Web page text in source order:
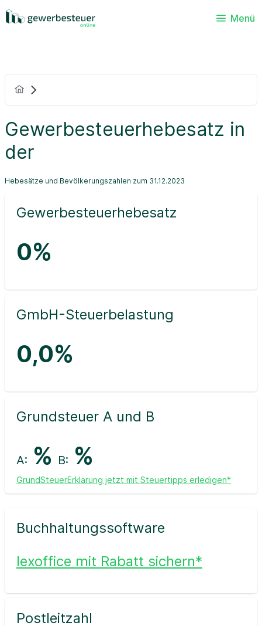
Menü
Gewerbesteuerhebesatz in
der
Hebesätze und Bevölkerungszahlen zum 31.12.2023
Gewerbesteuerhebesatz
0%
GmbH-Steuerbelastung
0,0%
Grundsteuer A und B
A: % B: %
GrundSteuerErklärung jetzt mit Steuertipps erledigen*
Buchhaltungssoftware
lexoffice mit Rabatt sichern*
Postleitzahl